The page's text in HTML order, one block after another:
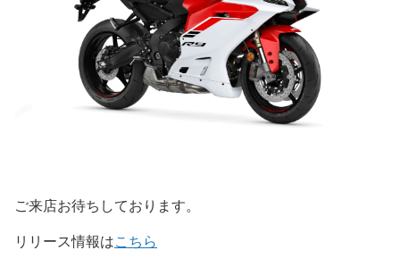
ご来店お待ちしております。
リリース情報はこちら